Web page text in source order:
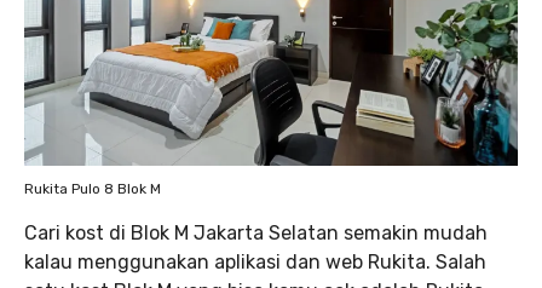
Rukita Pulo 8 Blok M
Cari kost di Blok M Jakarta Selatan semakin mudah
kalau menggunakan aplikasi dan web Rukita. Salah